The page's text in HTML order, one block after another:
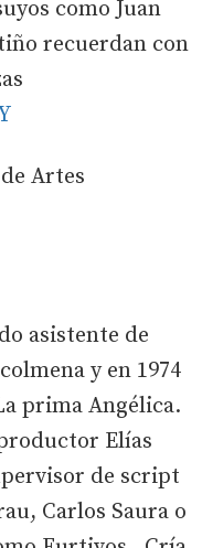
como Juan
recuerdan con
Artes
asistente de
y en 1974
prima Angélica.
Elías
de script
Carlos Saura o